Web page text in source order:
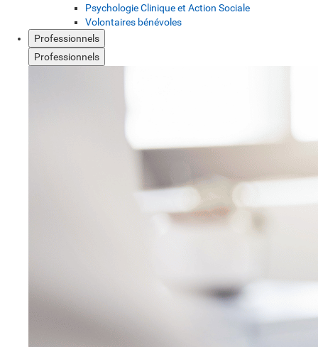
Psychologie Clinique et Action Sociale
Volontaires bénévoles
Professionnels
Professionnels